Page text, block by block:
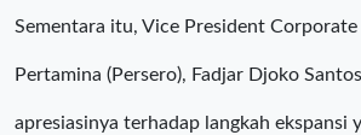
Sementara itu, Vice President
Pertamina (Persero), Fadjar Djoko
apresiasinya terhadap langkah ekspansi